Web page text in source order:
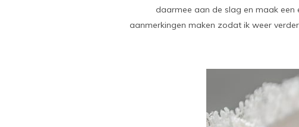
daarmee aan de slag en maak een
aanmerkingen maken zodat ik weer